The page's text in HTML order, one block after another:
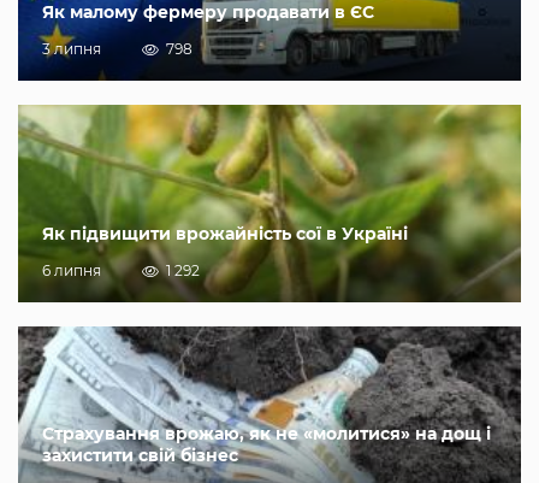
Як малому фермеру продавати в ЄС
3 липня 798
Як підвищити врожайність сої в Україні
6 липня 1 292
Страхування врожаю, як не «молитися» на дощ і
захистити свій бізнес